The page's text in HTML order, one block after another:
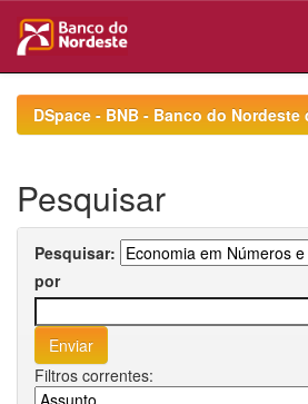
navigationDSpace - BNB - Banco do Nordeste
Pesquisar
Pesquisar:
por
Filtros correntes: